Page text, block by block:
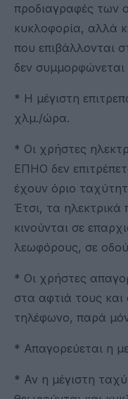
προδιαγραφές των
κυκλοφορία, αλλά
που επιβάλλονται
δεν συμμορφώνεται
* Η μέγιστη
χλμ./ώρα.
* Οι χρήστες
ΕΠΗΟ δεν
έχουν όριο
Έτσι, τα ηλεκτρικά
κινούνται σε
λεωφόρους, σε
* Οι χρήστες
στα αφτιά τους και
τηλέφωνο, παρά
* Απαγορεύεται η
* Αν η μέγιστη